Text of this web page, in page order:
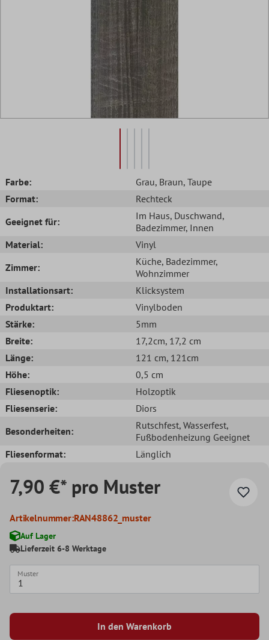
Farbe: Grau, Braun, Taupe
Format:
Rechteck
Geeignet für:
Im Haus, Duschwand,
Badezimmer, Innen
Material:
Vinyl
Zimmer:
Küche, Badezimmer,
Wohnzimmer
Installationsart:
Klicksystem
Produktart:
Vinylboden
Stärke:
5mm
Breite:
17,2cm, 17,2 cm
Länge:
121 cm, 121cm
Höhe:
0,5 cm
Fliesenoptik:
Holzoptik
Fliesenserie:
Diors
Besonderheiten:
Rutschfest, Wasserfest,
Fußbodenheizung Geeignet
Fliesenformat:
Länglich
7,90 €* pro Muster
Artikelnummer:RAN48862_muster
Auf Lager
Lieferzeit 6-8 Werktage
Muster
In den Warenkorb